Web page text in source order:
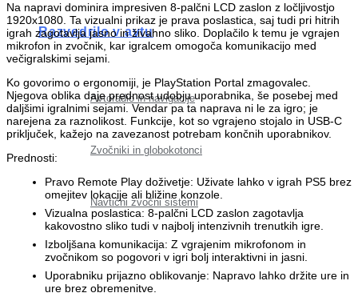
Razvedrilo v avtu
Avtoradio in navigacije
Zvočniki in globokotonci
Navtični zvočni sistemi
Na napravi dominira impresiven 8-palčni LCD zaslon z ločljivostjo
1920x1080. Ta vizualni prikaz je prava poslastica, saj tudi pri hitrih
igrah zagotavlja jasno in živahno sliko. Doplačilo k temu je vgrajen
mikrofon in zvočnik, kar igralcem omogoča komunikacijo med
večigralskimi sejami.
Ko govorimo o ergonomiji, je PlayStation Portal zmagovalec.
Njegova oblika daje prednost udobju uporabnika, še posebej med
daljšimi igralnimi sejami. Vendar pa ta naprava ni le za igro; je
narejena za raznolikost. Funkcije, kot so vgrajeno stojalo in USB-C
priključek, kažejo na zavezanost potrebam končnih uporabnikov.
Prednosti:
Pravo Remote Play doživetje: Uživate lahko v igrah PS5 brez
omejitev lokacije ali bližine konzole.
Vizualna poslastica: 8-palčni LCD zaslon zagotavlja
kakovostno sliko tudi v najbolj intenzivnih trenutkih igre.
Izboljšana komunikacija: Z vgrajenim mikrofonom in
zvočnikom so pogovori v igri bolj interaktivni in jasni.
Uporabniku prijazno oblikovanje: Napravo lahko držite ure in
ure brez obremenitve.